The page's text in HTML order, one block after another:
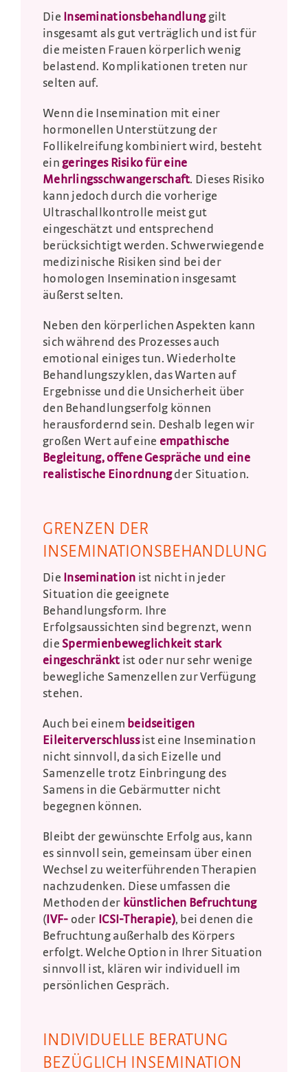
Die Inseminationsbehandlunggilt
insgesamt als gut verträglich und ist für
die meisten Frauen körperlich wenig
belastend. Komplikationen treten nur
selten auf.
Wenn die Insemination mit einer
hormonellen Unterstützung der
Follikelreifung kombiniert wird, besteht
eingeringes Risiko für eine
Mehrlingsschwangerschaft. Dieses Risiko
kann jedoch durch die vorherige
Ultraschallkontrolle meist gut
eingeschätzt und entsprechend
berücksichtigt werden. Schwerwiegende
medizinische Risiken sind bei der
homologen Insemination insgesamt
äußerst selten.
Neben den körperlichen Aspekten kann
sich während des Prozesses auch
emotional einiges tun. Wiederholte
Behandlungszyklen, das Warten auf
Ergebnisse und die Unsicherheit über
den Behandlungserfolg können
herausfordernd sein. Deshalb legen wir
großen Wert auf eine empathische
Begleitung, offene Gespräche und eine
realistische Einordnungder Situation.
GRENZEN DER
INSEMINATIONSBEHANDLUNG
Die Insemination ist nicht in jeder
Situation die geeignete
Behandlungsform. Ihre
Erfolgsaussichten sind begrenzt, wenn
die Spermienbeweglichkeit stark
eingeschränktist oder nur sehr wenige
bewegliche Samenzellen zur Verfügung
stehen.
Auch bei einem beidseitigen
Eileiterverschlussist eine Insemination
nicht sinnvoll, da sich Eizelle und
Samenzelle trotz Einbringung des
Samens in die Gebärmutter nicht
begegnen können.
Bleibt der gewünschte Erfolg aus, kann
es sinnvoll sein, gemeinsam über einen
Wechsel zu weiterführenden Therapien
nachzudenken. Diese umfassen die
Methoden der künstlichen Befruchtung
( IVF- oder ICSI-Therapie), bei denen die
Befruchtung außerhalb des Körpers
erfolgt. Welche Option in Ihrer Situation
sinnvoll ist, klären wir individuell im
persönlichen Gespräch.
INDIVIDUELLE BERATUNG
BEZÜGLICH INSEMINATION